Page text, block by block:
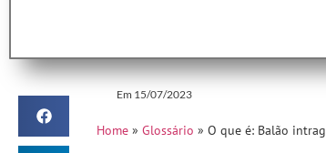
Em 15/07/2023
Home »Glossário »O que é: Balão